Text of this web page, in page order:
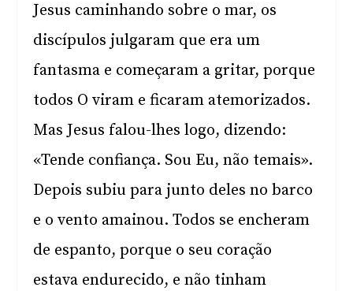
Jesus caminhando sobre o mar, os
discípulos julgaram que era um
fantasma e começaram a gritar, porque
todos O viram e ficaram atemorizados.
Mas Jesus falou-lhes logo, dizendo:
«Tende confiança. Sou Eu, não temais».
Depois subiu para junto deles no barco
e o vento amainou. Todos se encheram
de espanto, porque o seu coração
estava endurecido, e não tinham